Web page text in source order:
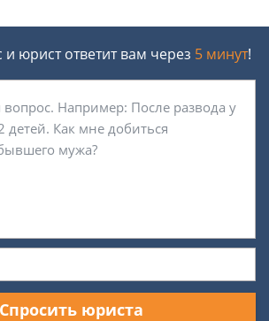
и юрист ответит вам через 5 минут!
Спросить юриста